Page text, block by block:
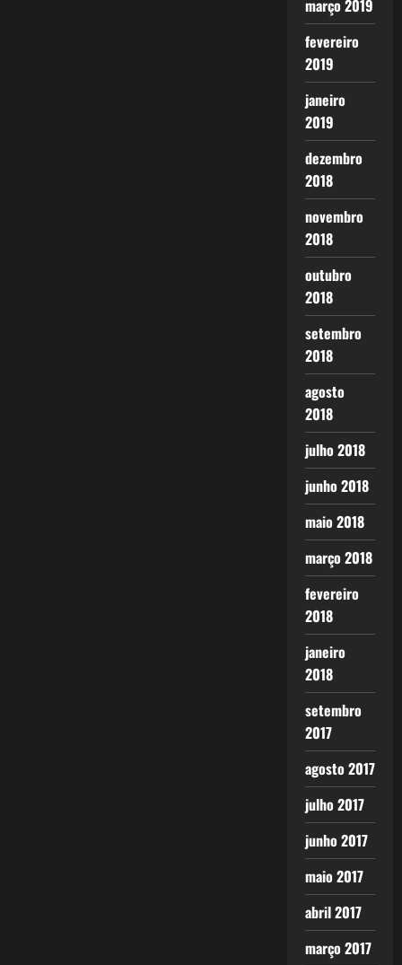
março 2019
fevereiro
2019
janeiro
2019
dezembro
2018
novembro
2018
outubro
2018
setembro
2018
agosto
2018
julho 2018
junho 2018
maio 2018
março 2018
fevereiro
2018
janeiro
2018
setembro
2017
agosto 2017
julho 2017
junho 2017
maio 2017
abril 2017
março 2017